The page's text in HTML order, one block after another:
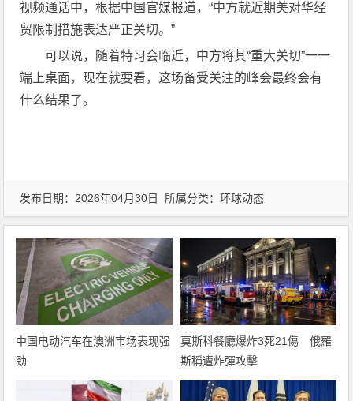
视频通话中，根据中国官媒报道，“中方就近期美对华经
贸限制措施表达严正关切。”
可以说，随着特习会临近，中方将其“重大关切”一一
端上桌面，现在就要看，这场备受关注的峰会最终会有
什么结果了。
发布日期：2026年04月30日 所属分类：环球动态
中国电动汽车在澳洲市场表现强
劲
莫斯科餐廳爆炸3死21傷 俄羅
斯稱遭炸彈攻擊